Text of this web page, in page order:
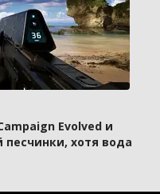
Evolved и
хотя вода